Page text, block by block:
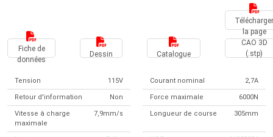
Norsk (NOK)
Suomi (EUR)
Svenska (SEK)
Télécharger
la page
Fiche de
données
Dessin Catalogue
CAO 3D
(.stp)
Tension 115V Courant nominal 2,7A
Retour d'information Non Force maximale 6000N
Vitesse à charge
maximale
7,9mm/s Longueur de course 305mm